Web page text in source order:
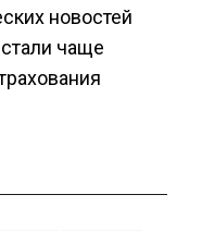
новостей
чаще